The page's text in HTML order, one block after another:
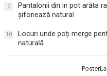
9
Pantalonii din in pot arăta
șifonează natural
10
Locuri unde poți merge
naturală